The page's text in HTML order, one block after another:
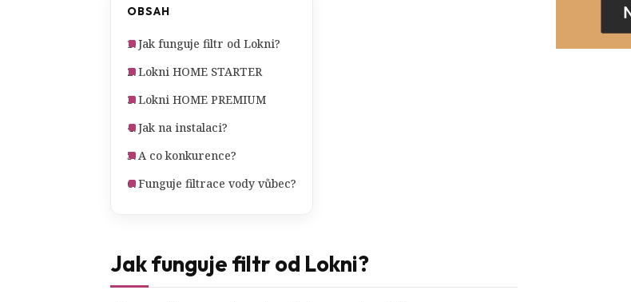
OBSAH
Jak funguje filtr od Lokni?
Lokni HOME STARTER
Lokni HOME PREMIUM
Jak na instalaci?
A co konkurence?
Funguje filtrace vody vůbec?
Jak funguje filtr od Lokni?